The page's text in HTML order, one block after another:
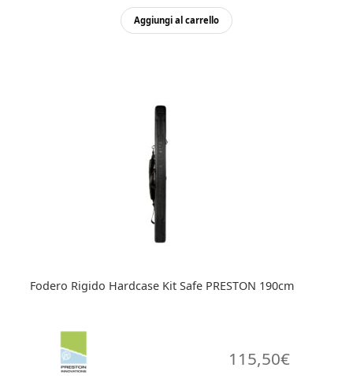
Aggiungi al carrello
Fodero Rigido Hardcase Kit Safe PRESTON 190cm
115,50€